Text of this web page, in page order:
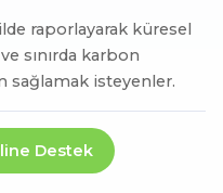
raporlayarak küresel
sınırda karbon
sağlamak isteyenler.
Destek